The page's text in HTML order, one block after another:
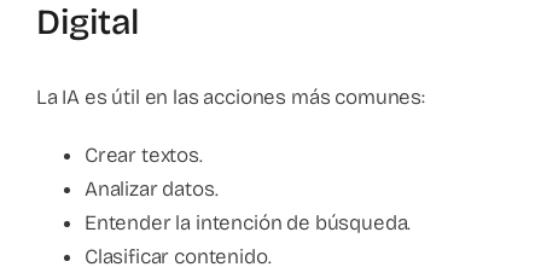
Digital
La IA es útil en las acciones más comunes:
Crear textos.
Analizar datos.
Entender la intención de búsqueda.
Clasificar contenido.